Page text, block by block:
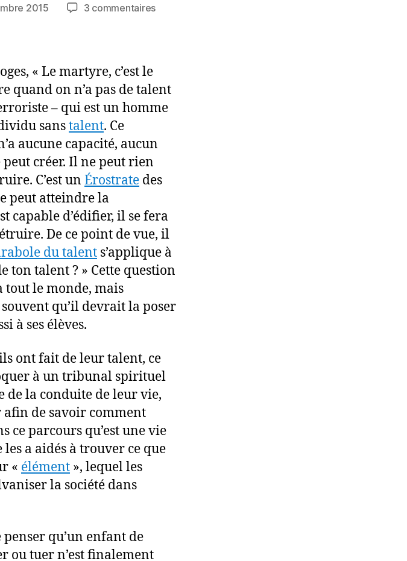
2015 3 commentairessur
« Le martyre, c’est le
quand on n’a pas de talent
– qui est un homme
sanstalent. Ce
aucune capacité, aucun
créer. Il ne peut rien
C’est un Érostrate des
peut atteindre la
capable d’édifier, il se fera
De ce point de vue, il
du talent s’applique à
ton talent ? » Cette question
tout le monde, mais
qu’il devrait la poser
à ses élèves.
ont fait de leur talent, ce
à un tribunal spirituel
de la conduite de leur vie,
afin de savoir comment
ce parcours qu’est une vie
a aidés à trouver ce que
« élément », lequel les
la société dans
penser qu’un enfant de
ou tuer n’est finalement